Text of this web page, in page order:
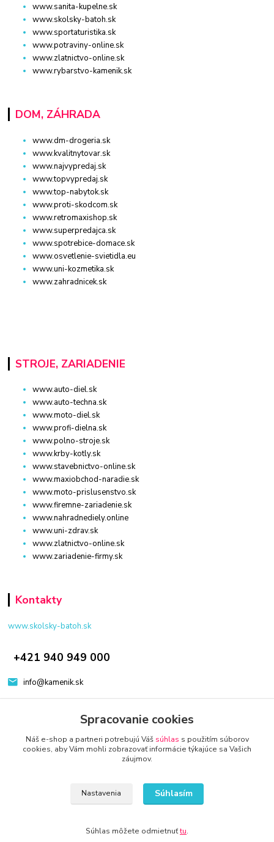
www.sanita-kupelne.sk
www.skolsky-batoh.sk
www.sportaturistika.sk
www.potraviny-online.sk
www.zlatnictvo-online.sk
www.rybarstvo-kamenik.sk
DOM, ZÁHRADA
www.dm-drogeria.sk
www.kvalitnytovar.sk
www.najvypredaj.sk
www.topvypredaj.sk
www.top-nabytok.sk
www.proti-skodcom.sk
www.retromaxishop.sk
www.superpredajca.sk
www.spotrebice-domace.sk
www.osvetlenie-svietidla.eu
www.uni-kozmetika.sk
www.zahradnicek.sk
STROJE, ZARIADENIE
www.auto-diel.sk
www.auto-techna.sk
www.moto-diel.sk
www.profi-dielna.sk
www.polno-stroje.sk
www.krby-kotly.sk
www.stavebnictvo-online.sk
www.maxiobchod-naradie.sk
www.moto-prislusenstvo.sk
www.firemne-zariadenie.sk
www.nahradnediely.online
www.uni-zdrav.sk
www.zlatnictvo-online.sk
www.zariadenie-firmy.sk
Kontakty
www.skolsky-batoh.sk
+421 940 949 000
info@kamenik.sk
Eshop-rychlo.sk
Spracovanie cookies
Náš e-shop a partneri potrebujú Váš súhlas s použitím súborov
cookies, aby Vám mohli zobrazovať informácie týkajúce sa Vašich
záujmov.
Nastavenia Súhlasím
Súhlas môžete odmietnuťtu.